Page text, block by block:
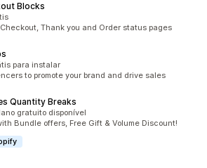
Blocks
todo
Thank you and Order status pages
todo
para instalar
to promote your brand and drive sales
Quantity Breaks
ao todogratuito disponível
Bundle offers, Free Gift & Volume Discount!